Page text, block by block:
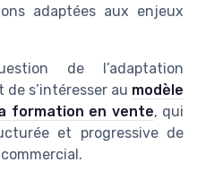
adaptées aux enjeux
de l’adaptation
s’intéresser au modèle
formation en vente, qui
et progressive de